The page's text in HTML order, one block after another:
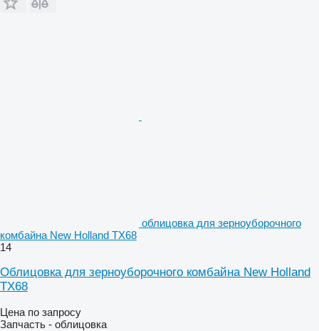
облицовка для зерноуборочного
комбайна New Holland TX68
14
Облицовка для зерноуборочного комбайна New Holland
TX68
Цена по запросу
Запчасть - облицовка